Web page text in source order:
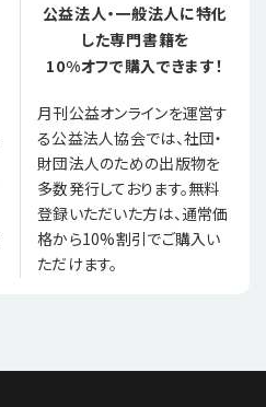
公益法人・一般法人に特化
した専門書籍を
10%オフで購入できます！
月刊公益オンラインを運営す
る公益法人協会では、社団・
財団法人のための出版物を
多数発行しております。無料
登録いただいた方は、通常価
格から10%割引でご購入い
ただけます。